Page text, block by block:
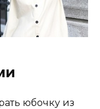
юбочку из